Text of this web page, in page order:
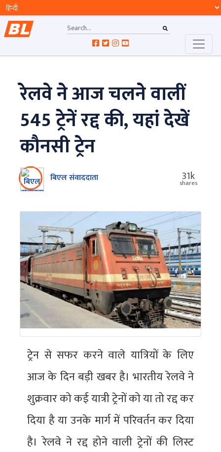
रेलवे ने आज चलने वालीं
545 ट्रेनें रद्द की, यहां देखें
कौनसी ट्रेन
बिएल संवाददाता 31k
shares
ट्रेन से सफर करने वाले यात्रियों के लिए
आज के दिन बड़ी खबर है। भारतीय रेलवे ने
शुक्रवार को कई यात्री ट्रेनों को या तो रद्द कर
दिया है या उनके मार्ग में परिवर्तन कर दिया
है। रेलवे ने रद्द होने वाली ट्रेनों की लिस्ट